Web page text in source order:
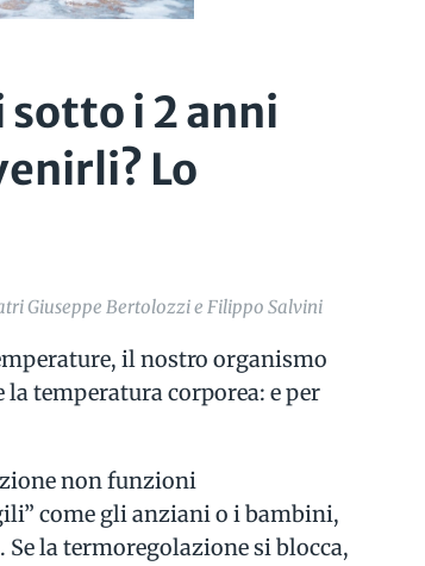
i 2 anni
Lo
Giuseppe Bertolozzi e Filippo Salvini
il nostro organismo
temperatura corporea: e per
non funzioni
come gli anziani o i bambini,
la termoregolazione si blocca,